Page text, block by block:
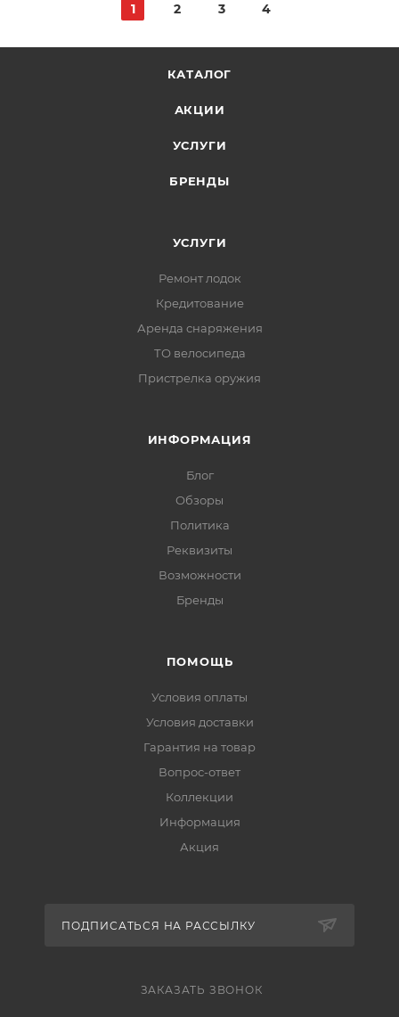
1 2 3 4
КАТАЛОГ
АКЦИИ
УСЛУГИ
БРЕНДЫ
УСЛУГИ
Ремонт лодок
Кредитование
Аренда снаряжения
ТО велосипеда
Пристрелка оружия
ИНФОРМАЦИЯ
Блог
Обзоры
Политика
Реквизиты
Возможности
Бренды
ПОМОЩЬ
Условия оплаты
Условия доставки
Гарантия на товар
Вопрос-ответ
Коллекции
Информация
Акция
ПОДПИСАТЬСЯ НА РАССЫЛКУ
ЗАКАЗАТЬ ЗВОНОК